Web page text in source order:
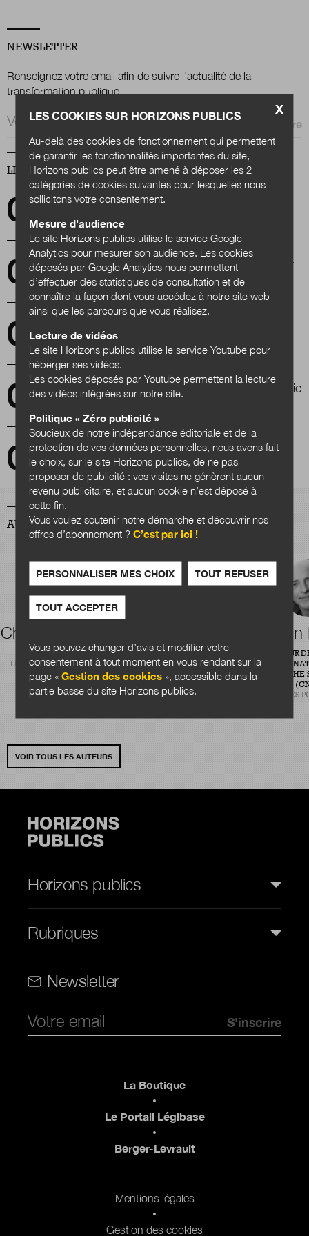
Nous suivre
NEWSLETTER
Renseignez votre email afin de suivre l'actualité de la
transformation publique.
Email *
LES PLUS LUS
Action économique des collectivités
Les plans de transformation ministérielle sont
lancés
participation citoyenne
Prendre la parole pour occuper l’espace public
CitizenCampus 2020 virtuel : en attendant le
retour de la vraie vie
AUTEURS
VOIR TOUS LES AUTEURS
Charles Quansah
RÉDACTEUR
LÉGIBASE COLLECTIVITÉS
Courtier
CONSULTANT EN ÉVALUATION
DE POLITIQUES PUBLIQUES
CABINET PLANÈTE PUBLIQUE
DIRECTEUR
CENTRE
RECHERCHE
SCIENCES
Horizons publics
Rubriques
Newsletter
La Boutique
Le Portail Légibase
Berger-Levrault
Mentions légales
Gestion des cookies
X
LES COOKIES SUR HORIZONS PUBLICS
Au-delà des cookies de fonctionnement qui permettent
de garantir les fonctionnalités importantes du site,
Horizons publics peut être amené à déposer les 2
catégories de cookies suivantes pour lesquelles nous
sollicitons votre consentement.
Mesure d’audience
Le site Horizons publics utilise le service Google
Analytics pour mesurer son audience. Les cookies
déposés par Google Analytics nous permettent
d’effectuer des statistiques de consultation et de
connaître la façon dont vous accédez à notre site web
ainsi que les parcours que vous réalisez.
Lecture de vidéos
Le site Horizons publics utilise le service Youtube pour
héberger ses vidéos.
Les cookies déposés par Youtube permettent la lecture
des vidéos intégrées sur notre site.
Politique « Zéro publicité »
Soucieux de notre indépendance éditoriale et de la
protection de vos données personnelles, nous avons fait
le choix, sur le site Horizons publics, de ne pas
proposer de publicité : vos visites ne génèrent aucun
revenu publicitaire, et aucun cookie n’est déposé à
cette fin.
Vous voulez soutenir notre démarche et découvrir nos
offres d’abonnement ?C’est par ici !
PERSONNALISER MES CHOIX TOUT REFUSER
TOUT ACCEPTER
Vous pouvez changer d’avis et modifier votre
consentement à tout moment en vous rendant sur la
page «Gestion des cookies », accessible dans la
partie basse du site Horizons publics.